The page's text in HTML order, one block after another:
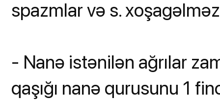
spazmlar və s.
- Nanə istənilən ağrılar
qaşığı nanə qurusunu 1